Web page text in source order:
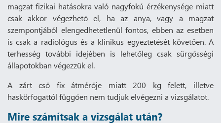
magzat fizikai hatásokra való nagyfokú érzékenysége miatt
csak akkor végezhető el, ha az anya, vagy a magzat
szempontjából elengedhetetlenül fontos, ebben az esetben
is csak a radiológus és a klinikus egyeztetését követően. A
terhesség további idejében is lehetőleg csak sürgősségi
állapotokban végezzük el.
A zárt cső fix átmérője miatt 200 kg felett, illetve
haskörfogattól függően nem tudjuk elvégezni a vizsgálatot.
Mire számítsak a vizsgálat után?